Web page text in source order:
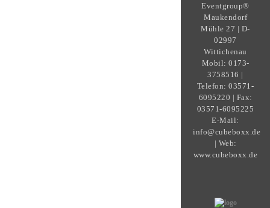
Eventgroup®
Maukendorf
Mühle 27 | D-
02997
Wittichenau
Mobil: 0173-
3758516 |
Telefon: 03571-
6095220 | Fax:
03571-6095225
E-Mail:
info@cubeboxx.de
| Web:
www.cubeboxx.de